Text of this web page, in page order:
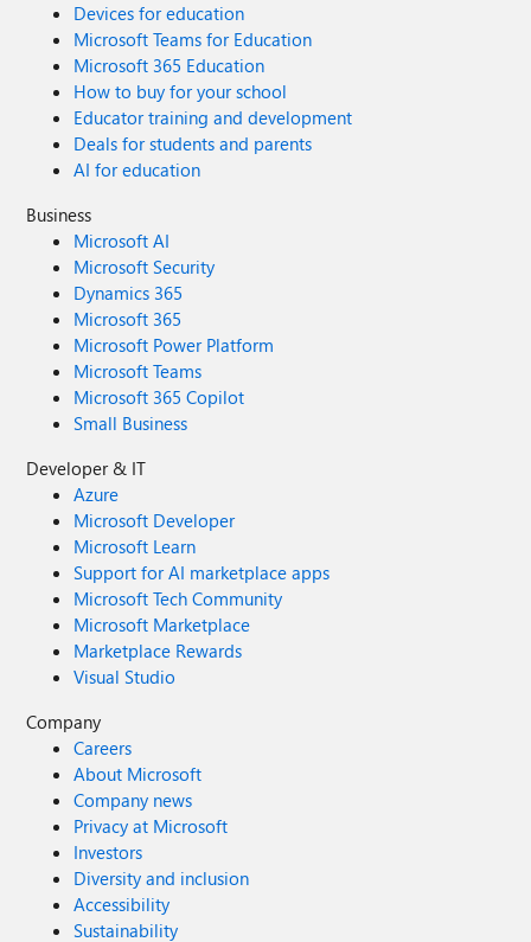
Devices for education
Microsoft Teams for Education
Microsoft 365 Education
How to buy for your school
Educator training and development
Deals for students and parents
AI for education
Business
Microsoft AI
Microsoft Security
Dynamics 365
Microsoft 365
Microsoft Power Platform
Microsoft Teams
Microsoft 365 Copilot
Small Business
Developer & IT
Azure
Microsoft Developer
Microsoft Learn
Support for AI marketplace apps
Microsoft Tech Community
Microsoft Marketplace
Marketplace Rewards
Visual Studio
Company
Careers
About Microsoft
Company news
Privacy at Microsoft
Investors
Diversity and inclusion
Accessibility
Sustainability